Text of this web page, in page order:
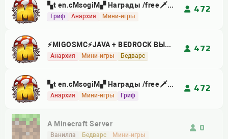
▚t en.cMsogiM▞ Награды /free🗡 1.8-26.2 ▞▚ ⁂ СурвГрифМини-ИгрыRolePlayАнархияMSO RPG, , , , ,
гриф анархия мини-игры
472
⚡MIGOSMC⚡JAVA + BEDROCK ВЫЖИВАНИЕ РОЛЕПЛЕЙ АНАРХИЯ
анархия мини-игры бедварс
472
▚t en.cMsogiM▞ Награды /free🗡 1.8-26.2 ▞▚ ⁂ СурвГрифМини-ИгрыRolePlayАнархияMSO RPG, , , , ,
анархия мини-игры гриф
472
A Minecraft Server
ванилла бедварс мини-игры
0